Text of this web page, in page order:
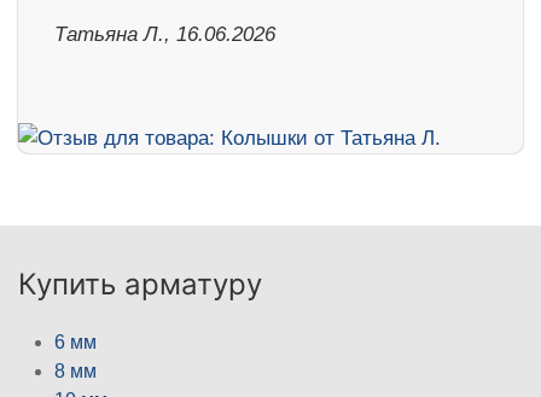
Татьяна Л., 16.06.2026
Купить арматуру
6 мм
8 мм